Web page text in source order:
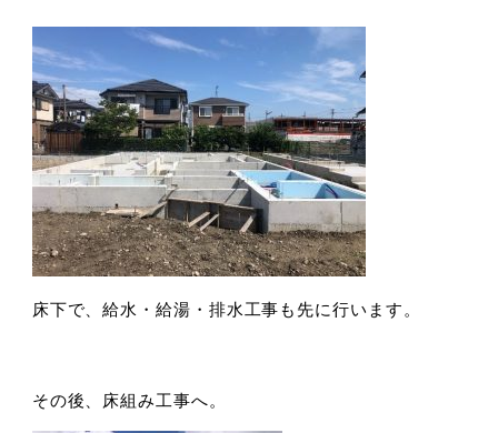
床下で、給水・給湯・排水工事も先に行います。
その後、床組み工事へ。